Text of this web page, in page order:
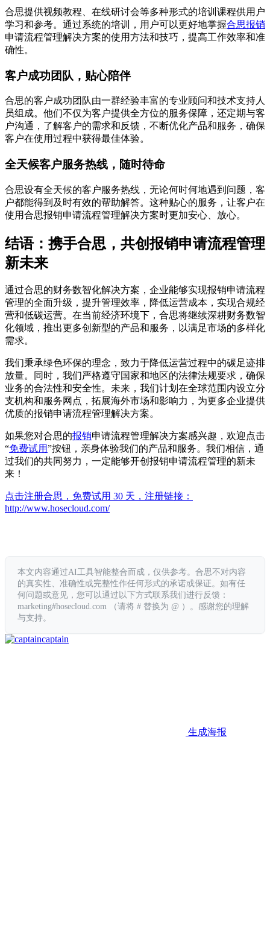
合思提供视频教程、在线研讨会等多种形式的培训课程供用户
学习和参考。通过系统的培训，用户可以更好地掌握合思报销
申请流程管理解决方案的使用方法和技巧，提高工作效率和准
确性。
客户成功团队，贴心陪伴
合思的客户成功团队由一群经验丰富的专业顾问和技术支持人
员组成。他们不仅为客户提供全方位的服务保障，还定期与客
户沟通，了解客户的需求和反馈，不断优化产品和服务，确保
客户在使用过程中获得最佳体验。
全天候客户服务热线，随时待命
合思设有全天候的客户服务热线，无论何时何地遇到问题，客
户都能得到及时有效的帮助解答。这种贴心的服务，让客户在
使用合思报销申请流程管理解决方案时更加安心、放心。
结语：携手合思，共创报销申请流程管理
新未来
通过合思的财务数智化解决方案，企业能够实现报销申请流程
管理的全面升级，提升管理效率，降低运营成本，实现合规经
营和低碳运营。在当前经济环境下，合思将继续深耕财务数智
化领域，推出更多创新型的产品和服务，以满足市场的多样化
需求。
我们秉承绿色环保的理念，致力于降低运营过程中的碳足迹排
放量。同时，我们严格遵守国家和地区的法律法规要求，确保
业务的合法性和安全性。未来，我们计划在全球范围内设立分
支机构和服务网点，拓展海外市场和影响力，为更多企业提供
优质的报销申请流程管理解决方案。
如果您对合思的报销申请流程管理解决方案感兴趣，欢迎点击
“免费试用”按钮，亲身体验我们的产品和服务。我们相信，通
过我们的共同努力，一定能够开创报销申请流程管理的新未
来！
点击注册合思，免费试用 30 天，注册链接：
http://www.hosecloud.com/
本文内容通过AI工具智能整合而成，仅供参考。合思不对内容
的真实性、准确性或完整性作任何形式的承诺或保证。如有任
何问题或意见，您可以通过以下方式联系我们进行反馈：
marketing#hosecloud.com （请将 # 替换为 @ ）。感谢您的理解
与支持。
captain
生成海报